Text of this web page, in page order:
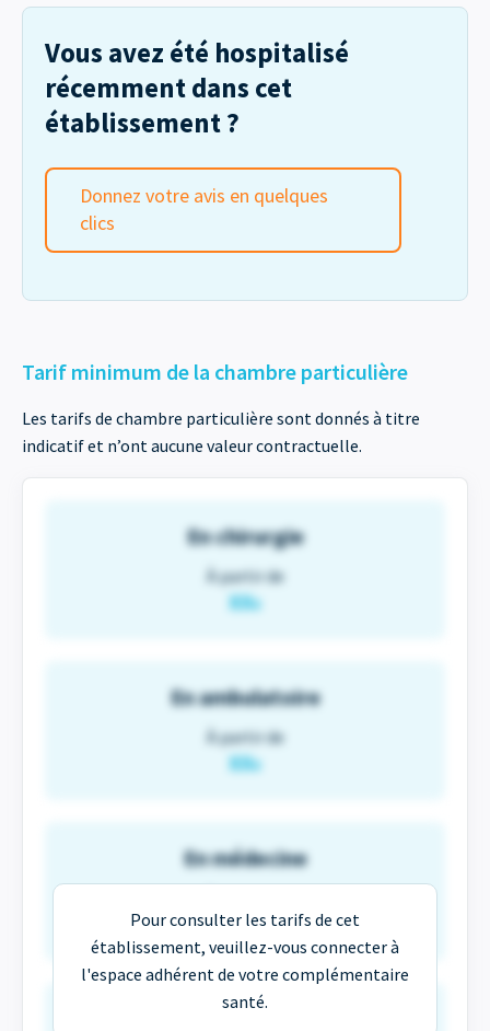
Vous avez été hospitalisé
récemment dans cet
établissement ?
Donnez votre avis en quelques
clics
Tarif minimum de la chambre particulière
Les tarifs de chambre particulière sont donnés à titre
indicatif et n’ont aucune valeur contractuelle.
Pour consulter les tarifs de cet
établissement, veuillez-vous connecter à
l'espace adhérent de votre complémentaire
santé.
En chirurgie
À partir de
XX€
En ambulatoire
À partir de
XX€
En médecine
XX€